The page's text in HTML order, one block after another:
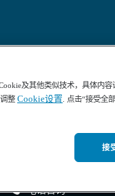
备13034148号-4/
经许[2023]201871
电话咨询
及其他类似技术，具体内
整 Cookie设置. 点击“接受全
接